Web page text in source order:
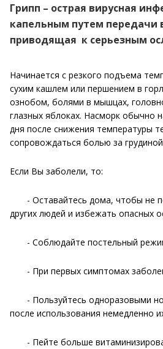
Грипп – острая вирусная
капельным путем передачи
приводящая к серьезным
Начинается с резкого подъема
сухим кашлем или першением в
ознобом, болями в мышцах,
глазных яблоках. Насморк обычно
дня после снижения температуры
сопровождаться болью за
Если Вы заболели, то:
- Оставайтесь дома, чтобы не
других людей и избежать опасных
- Соблюдайте постельный
- При первых симптомах
- Пользуйтесь одноразовыми
после использования немедленно
- Пейте больше